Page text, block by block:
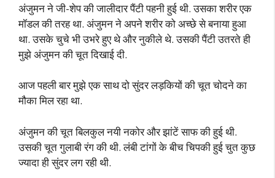
अंजुमन ने जी-शेप की जालीदार पैंटी पहनी हुई थी. उसका शरीर एक
मॉडल की तरह था. अंजुमन ने अपने शरीर को अच्छे से बनाया हुआ
था. उसके चुचे भी उभरे हुए थे और नुकीले थे. उसकी पैंटी उतरते ही
मुझे अंजुमन की चूत दिखाई दी.
आज पहली बार मुझे एक साथ दो सुंदर लड़कियों की चूत चोदने का
मौका मिल रहा था.
अंजुमन की चूत बिलकुल नयी नकोर और झांटें साफ की हुई थी.
उसकी चूत गुलाबी रंग की थी. लंबी टांगों के बीच चिपकी हुई चुत कुछ
ज्यादा ही सुंदर लग रही थी.